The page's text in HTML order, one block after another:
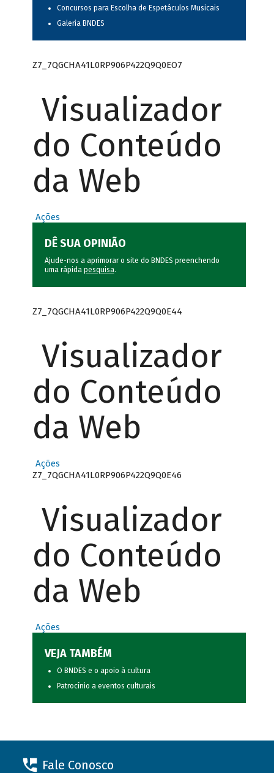
Concursos para Escolha de Espetáculos Musicais
Galeria BNDES
Z7_7QGCHA41L0RP906P422Q9Q0EO7
Visualizador
do Conteúdo
da Web
Ações
DÊ SUA OPINIÃO
Ajude-nos a aprimorar o site do BNDES preenchendo
uma rápida pesquisa.
Z7_7QGCHA41L0RP906P422Q9Q0E44
Visualizador
do Conteúdo
da Web
Ações
Z7_7QGCHA41L0RP906P422Q9Q0E46
Visualizador
do Conteúdo
da Web
Ações
VEJA TAMBÉM
O BNDES e o apoio à cultura
Patrocínio a eventos culturais
Fale Conosco